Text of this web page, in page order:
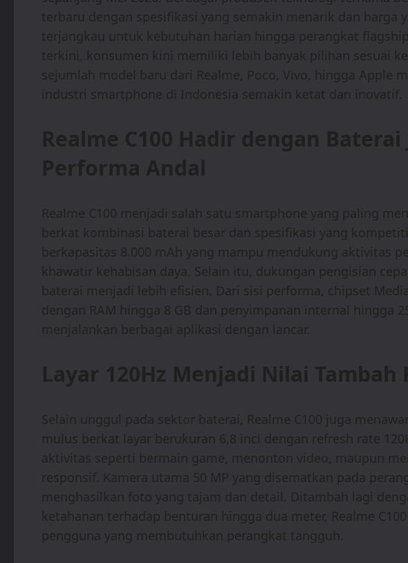
terbaru dengan spesifikasi yang semakin menarik dan harga
terjangkau untuk kebutuhan harian hingga perangkat
terkini, konsumen kini memiliki lebih banyak pilihan sesuai
sejumlah model baru dari Realme, Poco, Vivo, hingga Apple
industri smartphone di Indonesia semakin ketat dan inovatif.
Realme C100 Hadir dengan Baterai
Performa Andal
Realme C100 menjadi salah satu smartphone yang paling
berkat kombinasi baterai besar dan spesifikasi yang
berkapasitas 8.000 mAh yang mampu mendukung aktivitas
khawatir kehabisan daya. Selain itu, dukungan pengisian
baterai menjadi lebih efisien. Dari sisi performa, chipset
dengan RAM hingga 8 GB dan penyimpanan internal hingga
menjalankan berbagai aplikasi dengan lancar.
Layar 120Hz Menjadi Nilai Tambah
Selain unggul pada sektor baterai, Realme C100 juga
mulus berkat layar berukuran 6,8 inci dengan refresh rate
aktivitas seperti bermain game, menonton video, maupun
responsif. Kamera utama 50 MP yang disematkan pada
menghasilkan foto yang tajam dan detail. Ditambah lagi
ketahanan terhadap benturan hingga dua meter, Realme
pengguna yang membutuhkan perangkat tangguh.